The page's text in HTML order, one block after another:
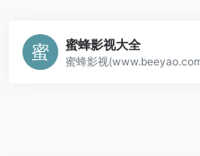
蜜蜂影视大全